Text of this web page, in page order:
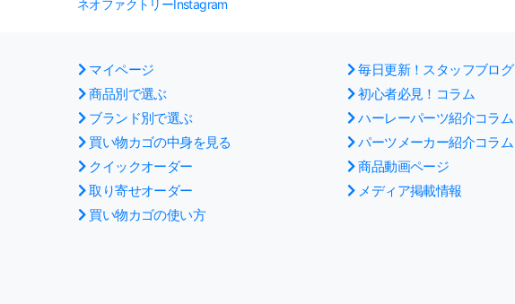
ネオファクトリーInstagram
マイページ
商品別で選ぶ
ブランド別で選ぶ
買い物カゴの中身を見る
クイックオーダー
取り寄せオーダー
買い物カゴの使い方
毎日更新！スタッフブログ
初心者必見！コラム
ハーレーパーツ紹介コラム
パーツメーカー紹介コラム
商品動画ページ
メディア掲載情報